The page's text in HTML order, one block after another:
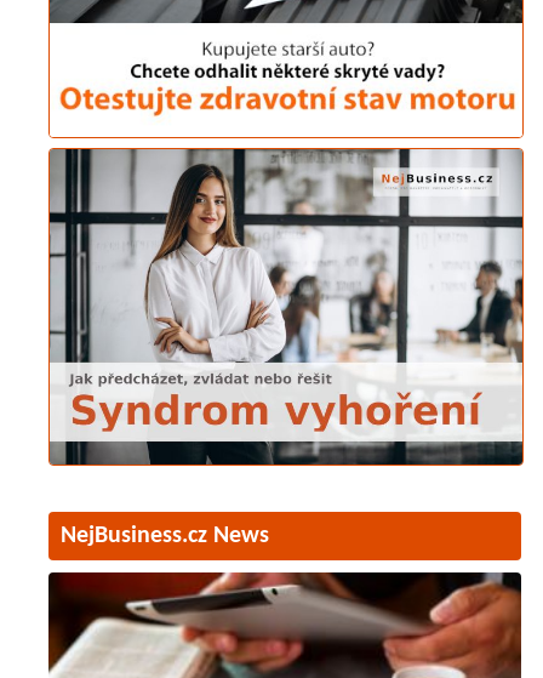
NejBusiness.cz News